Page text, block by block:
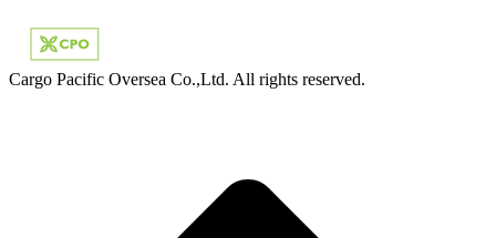
Cargo Pacific Oversea Co.,Ltd. All rights reserved.